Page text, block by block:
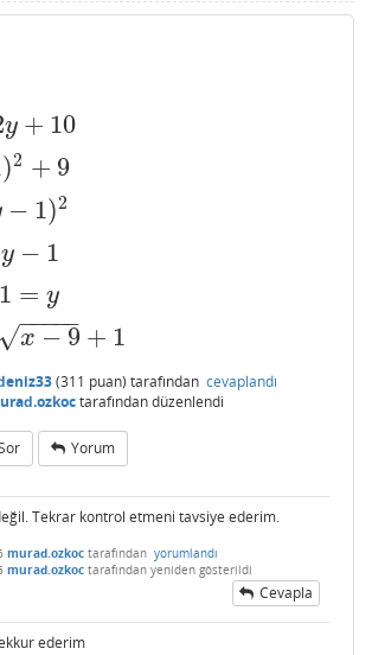
y + 10
)2 + 9
− 1)2
y − 1
1 = y
x − 9
− −
−−−
√ + 1
1
(311 puan) tarafından cevaplandı
tarafındandüzenlendi
Yorum
Tekrar kontrol etmeni tavsiye ederim.
murad.ozkoc tarafından yorumlandı
murad.ozkoc tarafından yeniden gösterildi
Cevapla
ederim